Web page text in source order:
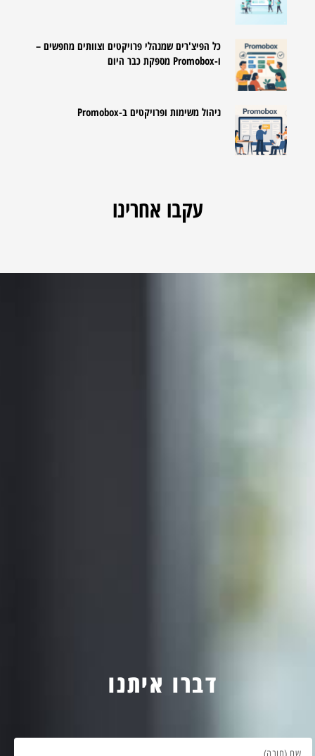
כל הפיצ'רים שמנהלי פרויקטים וצוותים מחפשים –
ו-Promobox מספקת כבר היום
ניהול משימות ופרויקטים ב-Promobox
עקבו אחרינו
דברו איתנו